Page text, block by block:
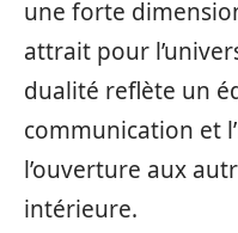
une forte
attrait pour
dualité reflète un
communication et
l’ouverture aux
intérieure.